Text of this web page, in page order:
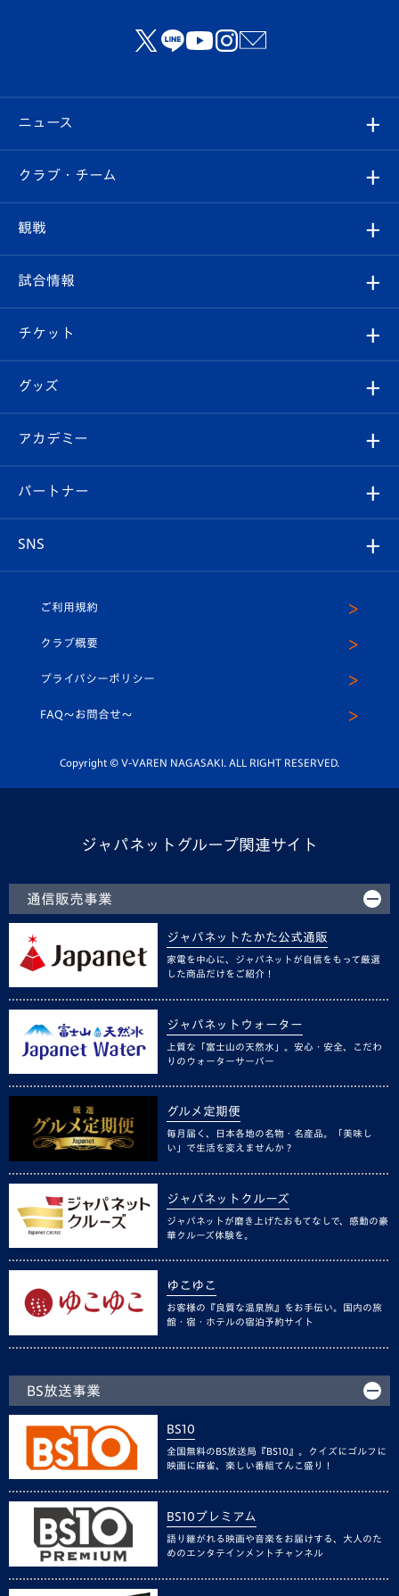
ニュース
すべて
クラブ
試合情報
チケット
イベント
メディア
ホームタウン
クラブ・チーム
クラブ概要
エンブレム紹介
スタッフプロフィール
マスコット紹介
平和祈念活動
ホームタウン活動
観戦
観戦ルール
はじめての観戦ガイド
Revive Team
ヴィヴィくんの長崎おもてなしガイド
試合情報
試合日程/結果
フォトギャラリー
スタジアムグルメ
チケット
チケット
V-LOVERS（ファンクラブ）
プレイヤーズスイート
グッズ
オンラインショップ
店舗情報
アカデミー
育成からのお知らせ
U-18
スクール
パートナー
SNS
ヴィヴィくんインスタグラム
公式LINE＠
ご利用規約
クラブ概要
プライバシーポリシー
FAQ〜お問合せ〜
Copyright © V-VAREN NAGASAKI. ALL RIGHT RESERVED.
ジャパネットグループ関連サイト
通信販売事業
ジャパネットたかた公式通販
家電を中心に、ジャパネットが自信をもって厳選
した商品だけをご紹介！
ジャパネットウォーター
上質な「富士山の天然水」。安心・安全、こだわ
りのウォーターサーバー
グルメ定期便
毎月届く、日本各地の名物・名産品。「美味し
い」で生活を変えませんか？
ジャパネットクルーズ
ジャパネットが磨き上げたおもてなしで、感動の豪
華クルーズ体験を。
ゆこゆこ
お客様の『良質な温泉旅』をお手伝い。国内の旅
館・宿・ホテルの宿泊予約サイト
BS放送事業
BS10
全国無料のBS放送局『BS10』。クイズにゴルフに
映画に麻雀、楽しい番組てんこ盛り！
BS10プレミアム
語り継がれる映画や音楽をお届けする、大人のた
めのエンタテインメントチャンネル